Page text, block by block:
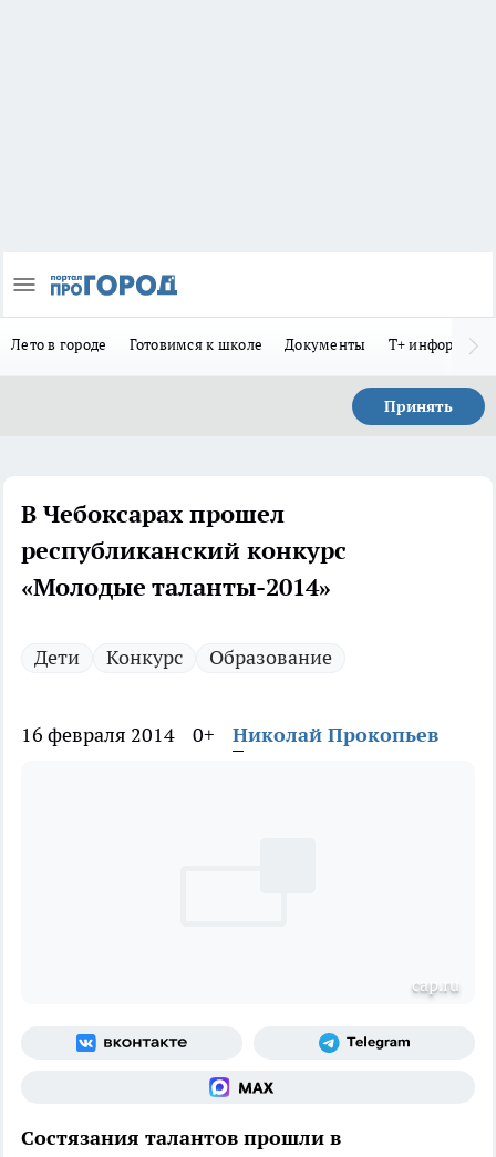
Лето в городе Готовимся к школе Документы Т+
Принять
В Чебоксарах прошел
республиканский конкурс
«Молодые таланты-2014»
Дети Конкурс Образование
16 февраля 2014 0+ Николай Прокопьев
cap.ru
Состязания талантов прошли в